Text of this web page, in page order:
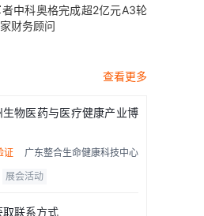
者中科奥格完成超2亿元A3轮
财务顾问
查看更多
物医药与医疗健康产业博
证
广东整合生命健康科技中心
展会活动
取联系方式